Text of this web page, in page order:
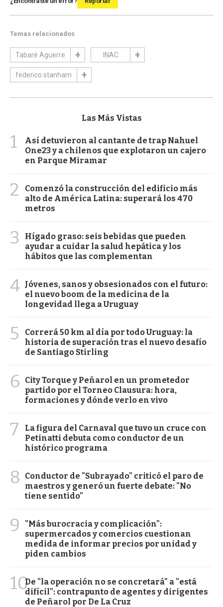
Temas relacionados
Tabaré Aguerre INAC
federico stanham
Las Más Vistas
1
Así detuvieron al cantante de trap Nahuel
One23 y a chilenos que explotaron un cajero
en Parque Miramar
2
Comenzó la construcción del edificio más
alto de América Latina: superará los 470
metros
3
Hígado graso: seis bebidas que pueden
ayudar a cuidar la salud hepática y los
hábitos que las complementan
4 Jóvenes, sanos y obsesionados con el futuro:
el nuevo boom de la medicina de la
longevidad llega a Uruguay
5
Correrá 50 km al día por todo Uruguay: la
historia de superación tras el nuevo desafío
de Santiago Stirling
6
City Torque y Peñarol en un prometedor
partido por el Torneo Clausura: hora,
formaciones y dónde verlo en vivo
7
La figura del Carnaval que tuvo un cruce con
Petinatti debuta como conductor de un
histórico programa
8
Conductor de "Subrayado" criticó el paro de
maestros y generó un fuerte debate: "No
tiene sentido"
9
"Más burocracia y complicación":
supermercados y comercios cuestionan
medida de informar precios por unidad y
piden cambios
10De "la operación no se concretará" a "está
difícil": contrapunto de agentes y dirigentes
de Peñarol por De La Cruz